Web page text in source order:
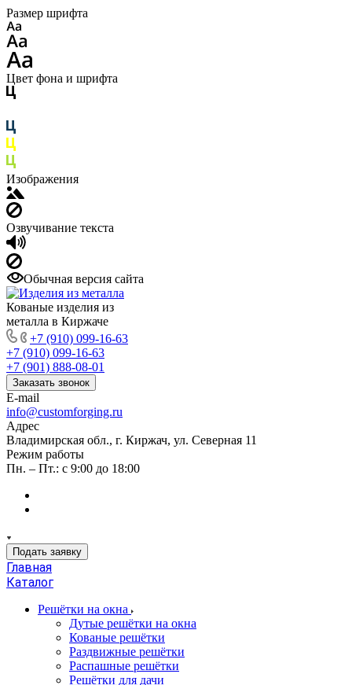
Размер шрифта
Цвет фона и шрифта
Изображения
Озвучивание текста
Обычная версия сайта
Кованые изделия из
металла в Киржаче
+7 (910) 099-16-63
+7 (910) 099-16-63
+7 (901) 888-08-01
Заказать звонок
E-mail
info@customforging.ru
Адрес
Владимирская обл., г. Киржач, ул. Северная 11
Режим работы
Пн. – Пт.: с 9:00 до 18:00
Подать заявку
Главная
Каталог
Решётки на окна
Дутые решётки на окна
Кованые решётки
Раздвижные решётки
Распашные решётки
Решётки для дачи